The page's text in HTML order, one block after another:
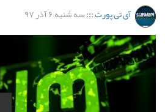
آی تی پورت:::سه شنبه ۶ آذر ۹۷